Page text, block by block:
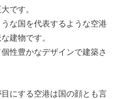
です。
な国を代表するような空港
建物です。
性豊かなデザインで建築さ
にする空港は国の顔とも言